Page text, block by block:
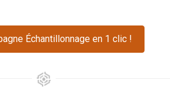
Échantillonnage en 1 clic !